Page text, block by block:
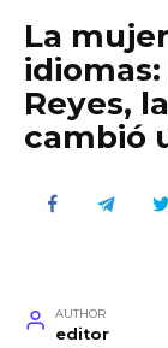
La
Reyes,
cambió
AUTHOR
editor